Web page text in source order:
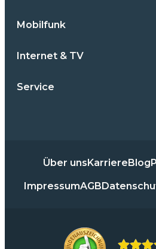
Mobilfunk
Internet & TV
Service
Über unsKarriereBlog
ImpressumAGB